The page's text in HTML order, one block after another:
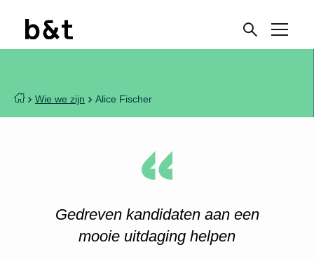
Wie we zijn Alice Fischer
Gedreven kandidaten aan een
mooie uitdaging helpen